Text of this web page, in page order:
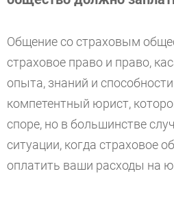
Общение со страховым
страховое право и право,
опыта, знаний и
компетентный юрист,
споре, но в большинстве
ситуации, когда страховое
оплатить ваши расходы на